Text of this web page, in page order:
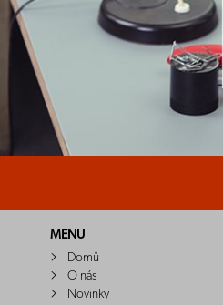
MENU
Domů
O nás
Novinky